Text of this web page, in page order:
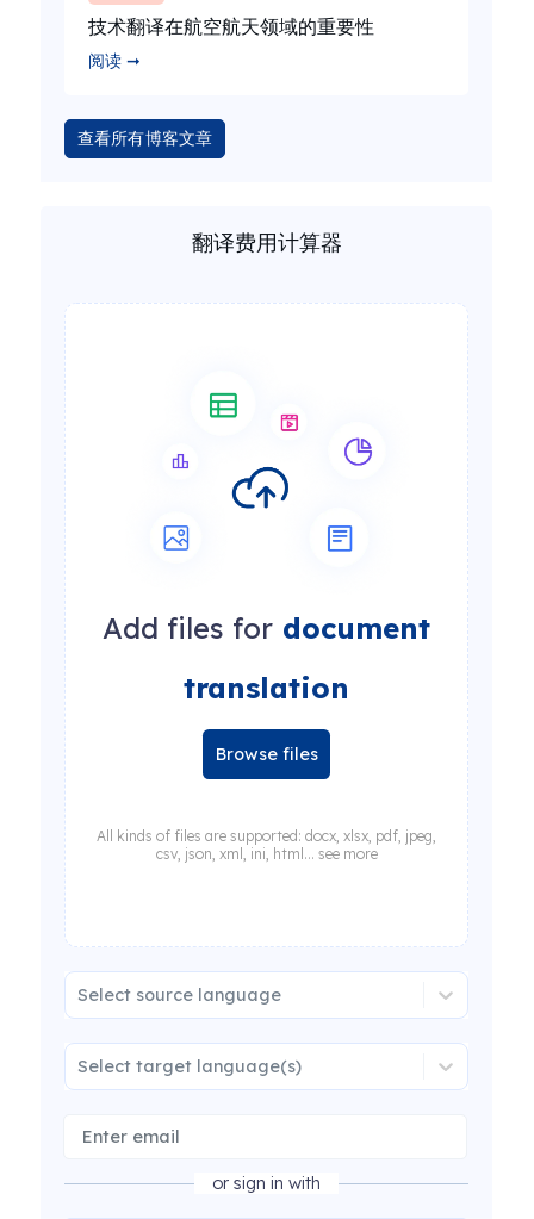
技术翻译在航空航天领域的重要性
阅读 ➞
查看所有博客文章
翻译费用计算器
Add files for document
translation
Browse files
All kinds of files are supported: docx, xlsx, pdf, jpeg,
csv, json, xml, ini, html... see more
Select source language
Select target language(s)
or sign in with